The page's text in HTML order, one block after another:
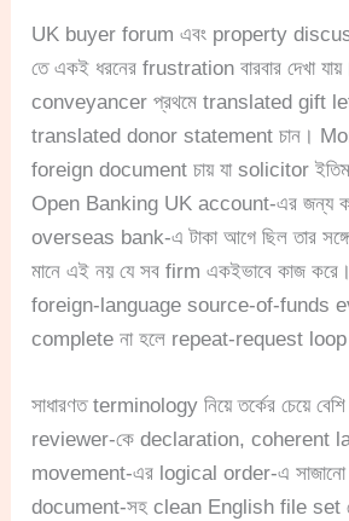
UK buyer forum এবং property
তে একই ধরনের frustration বারবার দেখা
conveyancer প্রথমে translated gift
translated donor statement চান।
foreign document চায় যা solicitor
Open Banking UK account-এর জন্য
overseas bank-এ টাকা আগে ছিল তার
মানে এই নয় যে সব firm একইভাবে কাজ
foreign-language source-of-funds
complete না হলে repeat-request loop
সাধারণত terminology নিয়ে তর্কের চেয়ে
reviewer-কে declaration, coherent
movement-এর logical order-এ
document-সহ clean English file set